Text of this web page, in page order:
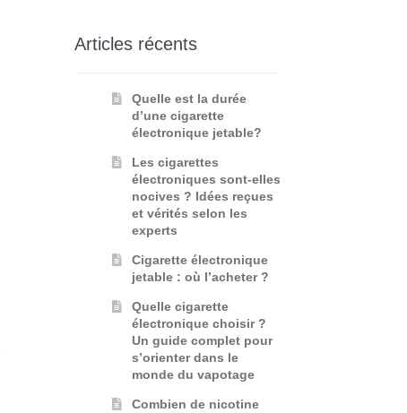
Articles récents
Quelle est la durée
d’une cigarette
électronique jetable?
Les cigarettes
électroniques sont-elles
nocives ? Idées reçues
et vérités selon les
experts
Cigarette électronique
jetable : où l’acheter ?
Quelle cigarette
électronique choisir ?
Un guide complet pour
s’orienter dans le
monde du vapotage
Combien de nicotine